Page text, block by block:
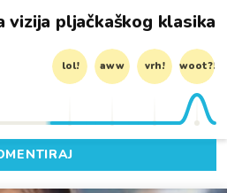
vizija pljačkaškog klasika
lol! aww vrh! woot?!